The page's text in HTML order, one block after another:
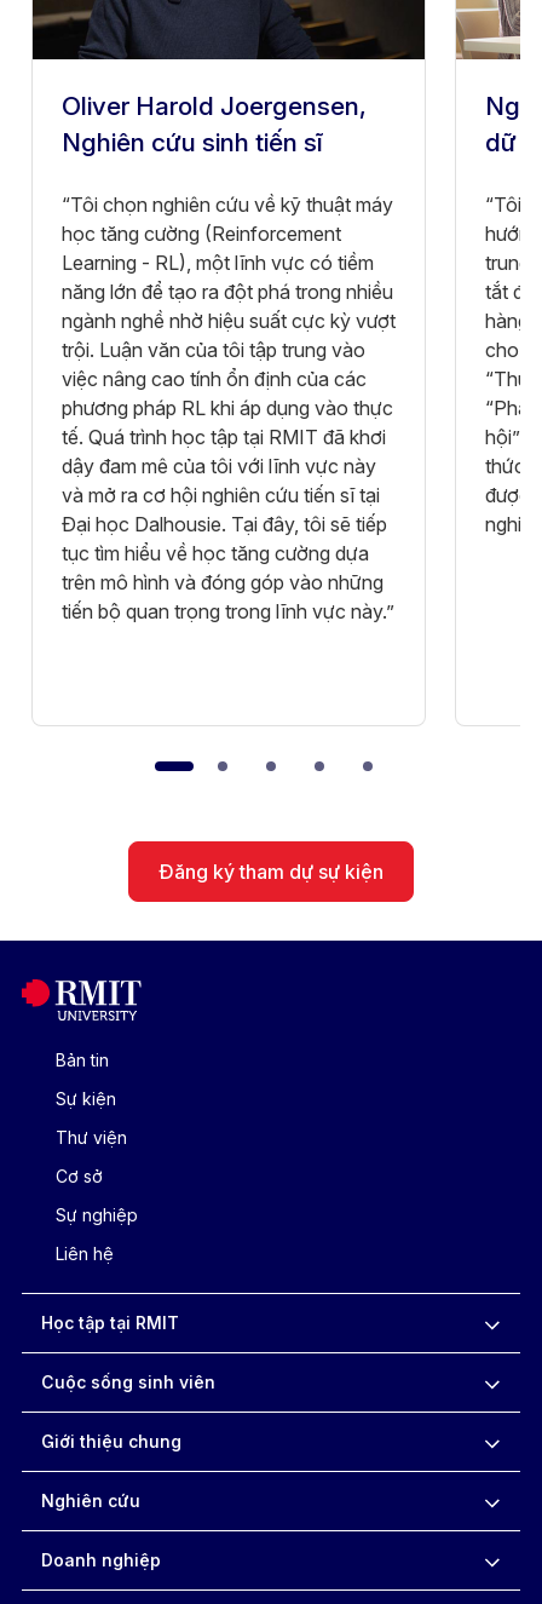
Oliver Harold Joergensen,
Nghiên cứu sinh tiến sĩ
“Tôi chọn nghiên cứu về kỹ thuật máy
học tăng cường (Reinforcement
Learning - RL), một lĩnh vực có tiềm
năng lớn để tạo ra đột phá trong nhiều
ngành nghề nhờ hiệu suất cực kỳ vượt
trội. Luận văn của tôi tập trung vào
việc nâng cao tính ổn định của các
phương pháp RL khi áp dụng vào thực
tế. Quá trình học tập tại RMIT đã khơi
dậy đam mê của tôi với lĩnh vực này
và mở ra cơ hội nghiên cứu tiến sĩ tại
Đại học Dalhousie. Tại đây, tôi sẽ tiếp
tục tìm hiểu về học tăng cường dựa
trên mô hình và đóng góp vào những
tiến bộ quan trọng trong lĩnh vực này.”
dữ
“Tôi
trung
tắt
hàng
cho
hội”
thức
được
Đăng ký tham dự sự kiện
Bản tin
Sự kiện
Thư viện
Cơ sở
Sự nghiệp
Liên hệ
Học tập tại RMIT
Cuộc sống sinh viên
Giới thiệu chung
Nghiên cứu
Doanh nghiệp